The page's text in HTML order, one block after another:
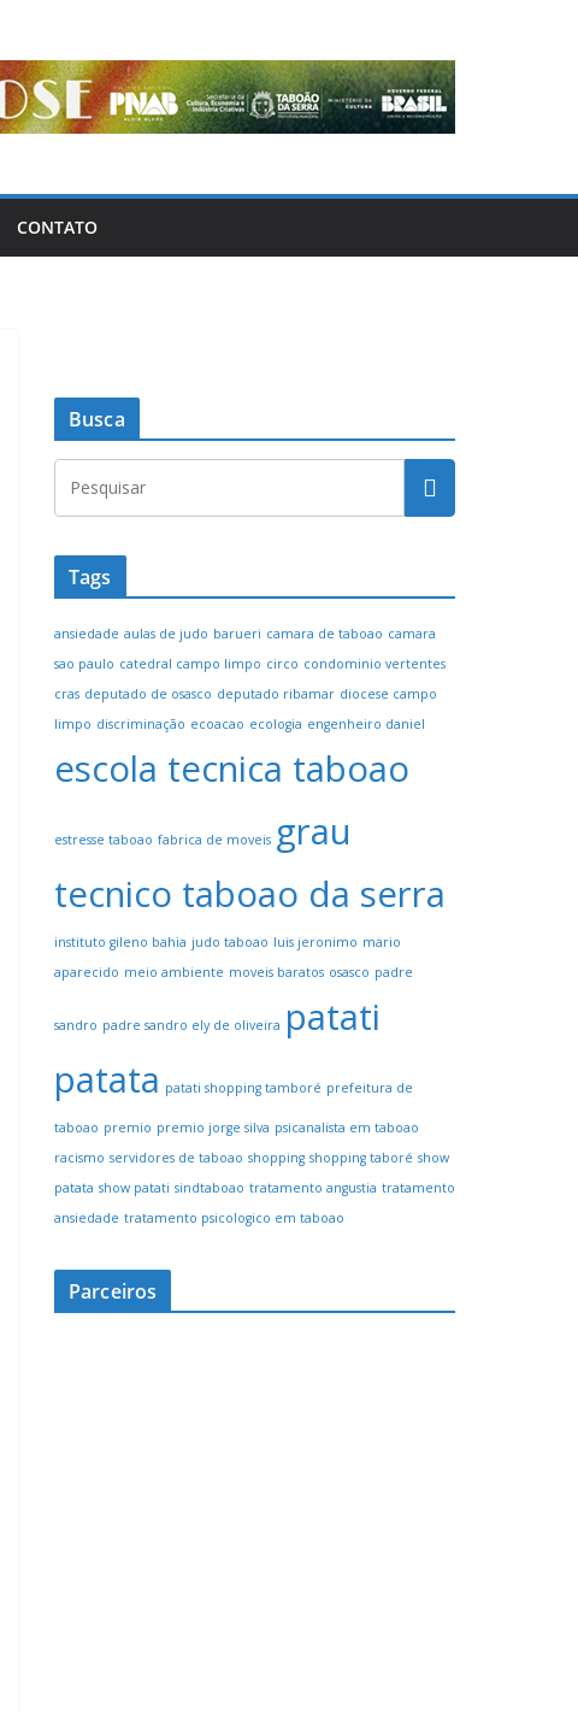
CONTATO
Busca
Tags
ansiedade aulas de judo barueri camara de taboao camara
sao paulo catedral campo limpo circo condominio vertentes
cras deputado de osasco deputado ribamar diocese campo
limpo discriminação ecoacao ecologia engenheiro daniel
escola tecnica taboao
estresse taboao fabrica de moveis grau
tecnico taboao da serra
instituto gileno bahia judo taboao luis jeronimo mario
aparecido meio ambiente moveis baratos osasco padre
sandro padre sandro ely de oliveira patati
patata patati shopping tamboré prefeitura de
taboao premio premio jorge silva psicanalista em taboao
racismo servidores de taboao shopping shopping taboré show
patata show patati sindtaboao tratamento angustia tratamento
ansiedade tratamento psicologico em taboao
Parceiros